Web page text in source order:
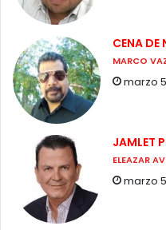
CENA DE
MARCO
marzo
JAMLET
ELEAZAR
marzo